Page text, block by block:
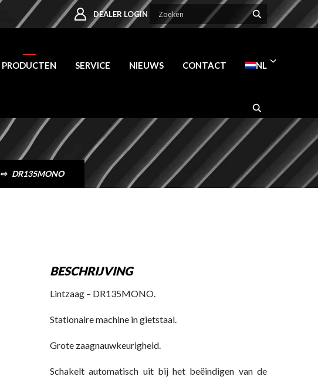
⇨ DR135MONO
DEALER LOGIN
PRODUCTEN SERVICE NIEUWS CONTACT NL
BESCHRIJVING
Lintzaag – DR135MONO.
Stationaire machine in gietstaal.
Grote zaagnauwkeurigheid.
Schakelt automatisch uit bij het beëindigen van de